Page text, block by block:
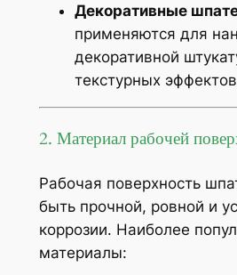
Декоративные
применяются для
декоративной
текстурных
2. Материал рабочей
Рабочая поверхность
быть прочной, ровной и
коррозии. Наиболее
материалы: